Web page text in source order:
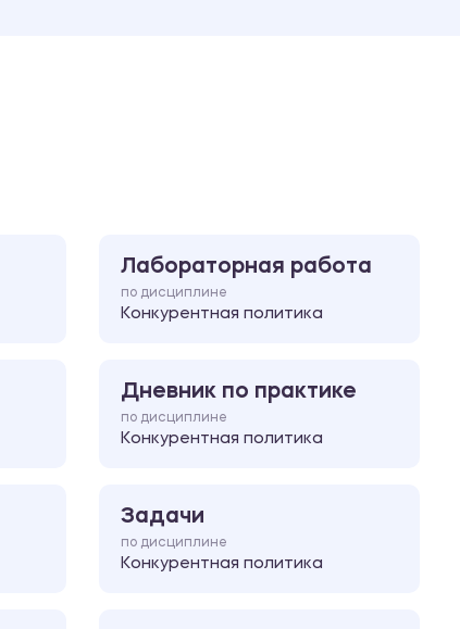
Лабораторная работа
по дисциплине
Конкурентная политика
Дневник по практике
по дисциплине
Конкурентная политика
Задачи
по дисциплине
Конкурентная политика